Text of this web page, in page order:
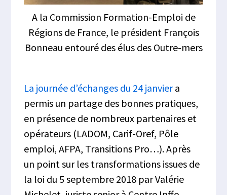
A la Commission Formation-Emploi de
Régions de France, le président François
Bonneau entouré des élus des Outre-mers
La journée d’échanges du 24 janviera
permis un partage des bonnes pratiques,
en présence de nombreux partenaires et
opérateurs (LADOM, Carif-Oref, Pôle
emploi, AFPA, Transitions Pro…). Après
un point sur les transformations issues de
la loi du 5 septembre 2018 par Valérie